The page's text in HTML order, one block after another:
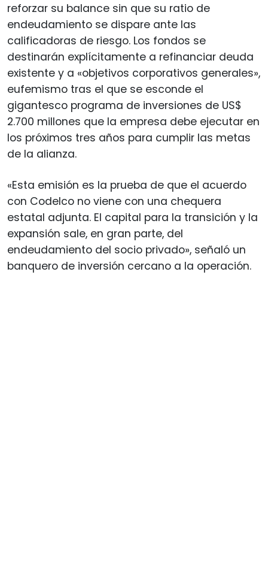
reforzar su balance sin que su ratio de
endeudamiento se dispare ante las
calificadoras de riesgo. Los fondos se
destinarán explícitamente a refinanciar deuda
existente y a «objetivos corporativos generales»,
eufemismo tras el que se esconde el
gigantesco programa de inversiones de US$
2.700 millones que la empresa debe ejecutar en
los próximos tres años para cumplir las metas
de la alianza.
«Esta emisión es la prueba de que el acuerdo
con Codelco no viene con una chequera
estatal adjunta. El capital para la transición y la
expansión sale, en gran parte, del
endeudamiento del socio privado», señaló un
banquero de inversión cercano a la operación.